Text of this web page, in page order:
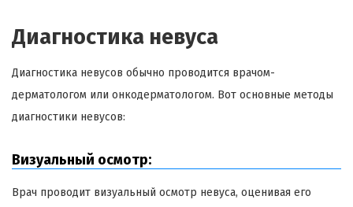
Диагностика невуса
Диагностика невусов обычно проводится врачом-
дерматологом или онкодерматологом. Вот основные методы
диагностики невусов:
Визуальный осмотр:
Врач проводит визуальный осмотр невуса, оценивая его